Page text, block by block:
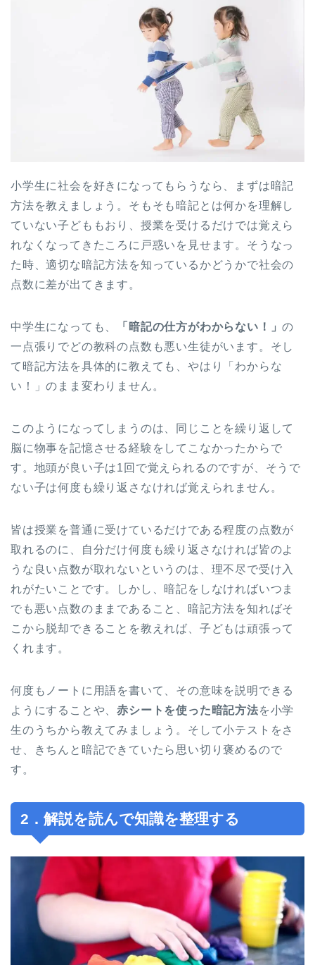
小学生に社会を好きになってもらうなら、まずは暗記
方法を教えましょう。そもそも暗記とは何かを理解し
ていない子どももおり、授業を受けるだけでは覚えら
れなくなってきたころに戸惑いを見せます。そうなっ
た時、適切な暗記方法を知っているかどうかで社会の
点数に差が出てきます。
中学生になっても、 「暗記の仕方がわからない！」の
一点張りでどの教科の点数も悪い生徒がいます。そし
て暗記方法を具体的に教えても、やはり「わからな
い！」のまま変わりません。
このようになってしまうのは、同じことを繰り返して
脳に物事を記憶させる経験をしてこなかったからで
す。地頭が良い子は1回で覚えられるのですが、そうで
ない子は何度も繰り返さなければ覚えられません。
皆は授業を普通に受けているだけである程度の点数が
取れるのに、自分だけ何度も繰り返さなければ皆のよ
うな良い点数が取れないというのは、理不尽で受け入
れがたいことです。しかし、暗記をしなければいつま
でも悪い点数のままであること、暗記方法を知ればそ
こから脱却できることを教えれば、子どもは頑張って
くれます。
何度もノートに用語を書いて、その意味を説明できる
ようにすることや、赤シートを使った暗記方法を小学
生のうちから教えてみましょう。そして小テストをさ
せ、きちんと暗記できていたら思い切り褒めるので
す。
2．解説を読んで知識を整理する